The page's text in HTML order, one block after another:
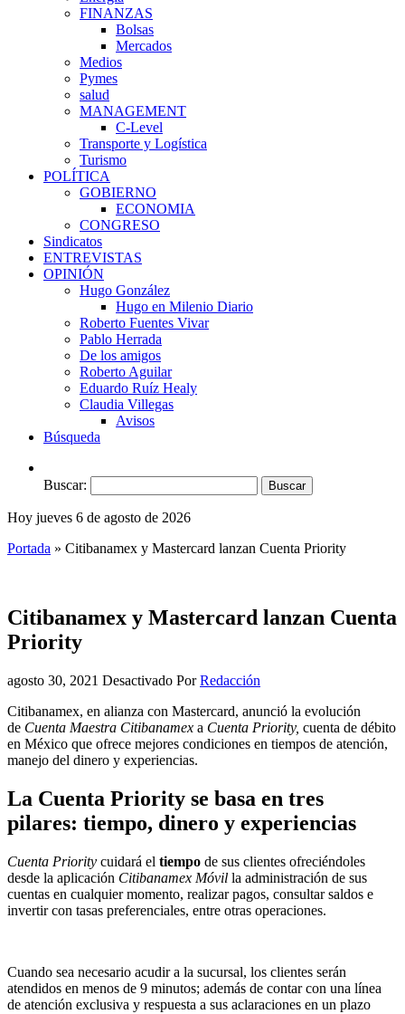
FINANZAS
Bolsas
Mercados
Medios
Pymes
salud
MANAGEMENT
C-Level
Transporte y Logística
Turismo
POLÍTICA
GOBIERNO
ECONOMIA
CONGRESO
Sindicatos
ENTREVISTAS
OPINIÓN
Hugo González
Hugo en Milenio Diario
Roberto Fuentes Vivar
Pablo Herrada
De los amigos
Roberto Aguilar
Eduardo Ruíz Healy
Claudia Villegas
Avisos
Búsqueda
Buscar:
Hoy jueves 6 de agosto de 2026
Portada » Citibanamex y Mastercard lanzan Cuenta Priority
Citibanamex y Mastercard lanzan Cuenta
Priority
agosto 30, 2021 Desactivado Por Redacción
Citibanamex, en alianza con Mastercard, anunció la evolución
de Cuenta Maestra Citibanamex a Cuenta Priority, cuenta de débito
en México que ofrece mejores condiciones en tiempos de atención,
manejo del dinero y experiencias.
La Cuenta Priority se basa en tres
pilares: tiempo, dinero y experiencias
Cuenta Priority cuidará el tiempo de sus clientes ofreciéndoles
desde la aplicación Citibanamex Móvil la administración de sus
cuentas en cualquier momento, realizar pagos, consultar saldos e
invertir con tasas preferenciales, entre otras operaciones.
Cuando sea necesario acudir a la sucursal, los clientes serán
atendidos en menos de 9 minutos; además de contar con una línea
de atención exclusiva y respuesta a sus aclaraciones en un plazo